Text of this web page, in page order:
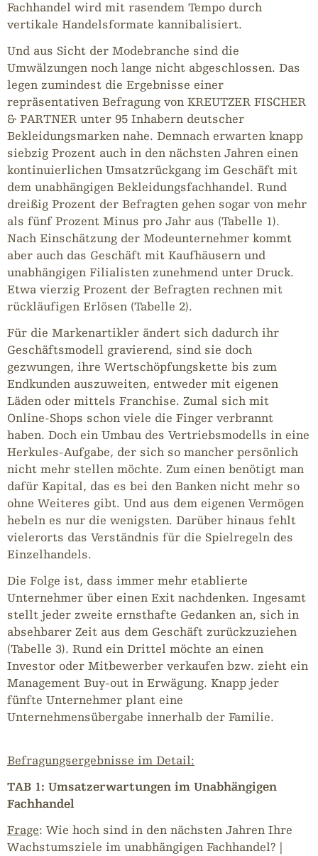
Fachhandel wird mit rasendem Tempo durch
vertikale Handelsformate kannibalisiert.
Und aus Sicht der Modebranche sind die
Umwälzungen noch lange nicht abgeschlossen. Das
legen zumindest die Ergebnisse einer
repräsentativen Befragung von KREUTZER FISCHER
& PARTNER unter 95 Inhabern deutscher
Bekleidungsmarken nahe. Demnach erwarten knapp
siebzig Prozent auch in den nächsten Jahren einen
kontinuierlichen Umsatzrückgang im Geschäft mit
dem unabhängigen Bekleidungsfachhandel. Rund
dreißig Prozent der Befragten gehen sogar von mehr
als fünf Prozent Minus pro Jahr aus (Tabelle 1).
Nach Einschätzung der Modeunternehmer kommt
aber auch das Geschäft mit Kaufhäusern und
unabhängigen Filialisten zunehmend unter Druck.
Etwa vierzig Prozent der Befragten rechnen mit
rückläufigen Erlösen (Tabelle 2).
Für die Markenartikler ändert sich dadurch ihr
Geschäftsmodell gravierend, sind sie doch
gezwungen, ihre Wertschöpfungskette bis zum
Endkunden auszuweiten, entweder mit eigenen
Läden oder mittels Franchise. Zumal sich mit
Online-Shops schon viele die Finger verbrannt
haben. Doch ein Umbau des Vertriebsmodells in eine
Herkules-Aufgabe, der sich so mancher persönlich
nicht mehr stellen möchte. Zum einen benötigt man
dafür Kapital, das es bei den Banken nicht mehr so
ohne Weiteres gibt. Und aus dem eigenen Vermögen
hebeln es nur die wenigsten. Darüber hinaus fehlt
vielerorts das Verständnis für die Spielregeln des
Einzelhandels.
Die Folge ist, dass immer mehr etablierte
Unternehmer über einen Exit nachdenken. Ingesamt
stellt jeder zweite ernsthafte Gedanken an, sich in
absehbarer Zeit aus dem Geschäft zurückzuziehen
(Tabelle 3). Rund ein Drittel möchte an einen
Investor oder Mitbewerber verkaufen bzw. zieht ein
Management Buy-out in Erwägung. Knapp jeder
fünfte Unternehmer plant eine
Unternehmensübergabe innerhalb der Familie.
Befragungsergebnisse im Detail:
TAB 1: Umsatzerwartungen im Unabhängigen
Fachhandel
Frage: Wie hoch sind in den nächsten Jahren Ihre
Wachstumsziele im unabhängigen Fachhandel? |